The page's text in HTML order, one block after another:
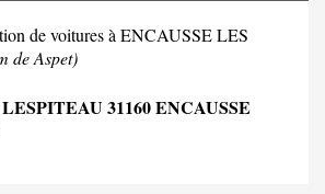
de voitures à ENCAUSSE LES
de Aspet)
31160 ENCAUSSE